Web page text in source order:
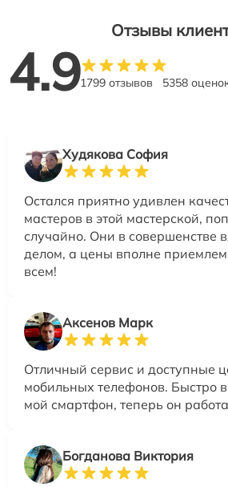
Отзывы
4.91799 отзывов 5358
Худякова София
Остался приятно удивлен
мастеров в этой мастерской,
случайно. Они в совершенстве
делом, а цены вполне
всем!
Аксенов Марк
Отличный сервис и доступные
мобильных телефонов. Быстро
мой смартфон, теперь он
Богданова Виктория